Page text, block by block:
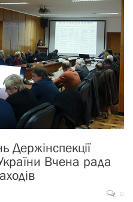
Держінспекції
Вчена рада
0